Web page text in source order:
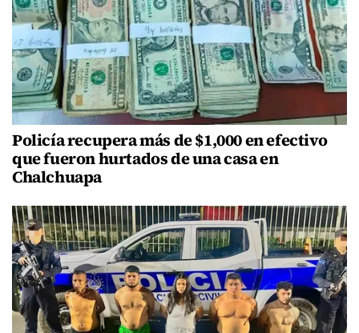
Policía recupera más de $1,000 en efectivo
que fueron hurtados de una casa en
Chalchuapa